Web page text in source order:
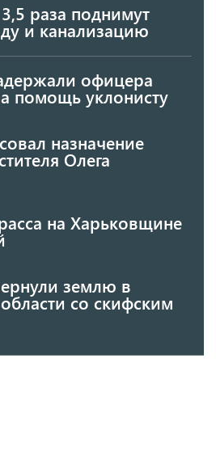
раза поднимут
и канализацию
офицера
помощь уклонисту
назначение
Олега
на Харьковщине
землю в
со скифским